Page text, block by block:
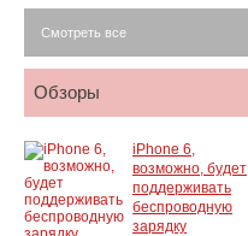
Смотреть все
Обзоры
iPhone 6,
возможно, будет
поддерживать
беспроводную
зарядку